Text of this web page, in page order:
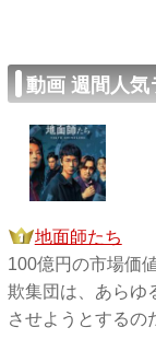
動画 週間人気
地面師たち
100億円の市場価
欺集団は、あらゆ
させようとするの